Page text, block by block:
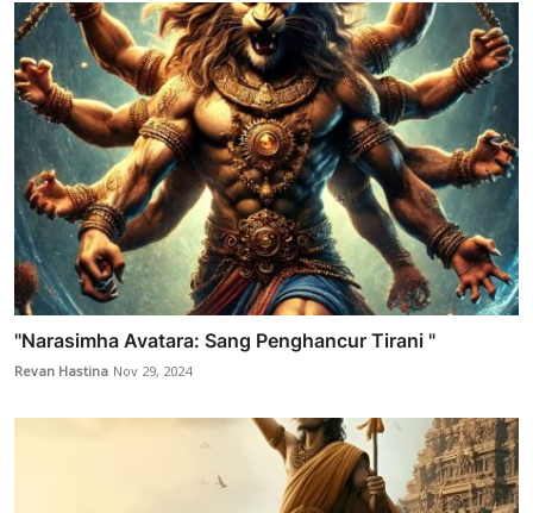
"Narasimha Avatara: Sang Penghancur Tirani "
Revan Hastina Nov 29, 2024